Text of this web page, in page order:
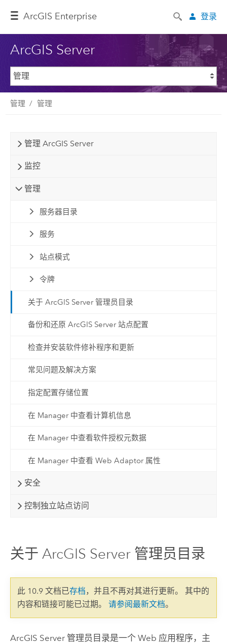
ArcGIS Enterprise 登录
ArcGIS Server
管理 管理
管理 ArcGIS Server
监控
管理
服务器目录
服务
站点模式
令牌
关于 ArcGIS Server 管理员目录
备份和还原 ArcGIS Server 站点配置
检查并安装软件修补程序和更新
常见问题及解决方案
指定配置存储位置
在 Manager 中查看计算机信息
在 Manager 中查看软件授权元数据
在 Manager 中查看 Web Adaptor 属性
安全
控制独立站点访问
关于 ArcGIS Server 管理员目录
此 10.9 文档已存档，并且不再对其进行更新。 其中的
内容和链接可能已过期。 请参阅最新文档。
ArcGIS Server 管理员目录是一个 Web 应用程序，主